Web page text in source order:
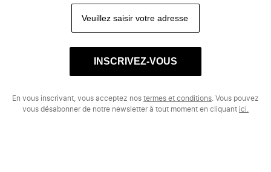
INSCRIVEZ-VOUS
En vous inscrivant, vous acceptez nos termes et conditions . Vous pouvez
vous désabonner de notre newsletter à tout moment en cliquant ici.